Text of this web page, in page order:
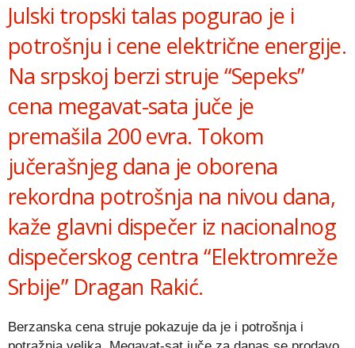
Julski tropski talas pogurao je i
potrošnju i cene električne energije.
Na srpskoj berzi struje “Sepeks”
cena megavat-sata juče je
premašila 200 evra. Tokom
jučerašnjeg dana je oborena
rekordna potrošnja na nivou dana,
kaže glavni dispečer iz nacionalnog
dispečerskog centra “Elektromreže
Srbije” Dragan Rakić.
Berzanska cena struje pokazuje da je i potrošnja i